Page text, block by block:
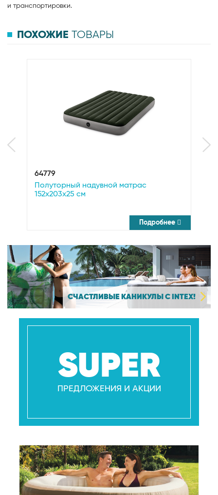
и транспортировки.
ПОХОЖИЕ ТОВАРЫ
64779
Полуторный надувной матрас
152х203х25 см
Подробнее
СЧАСТЛИВЫЕ КАНИКУЛЫ С INTEX!
SUPER
ПРЕДЛОЖЕНИЯ И АКЦИИ